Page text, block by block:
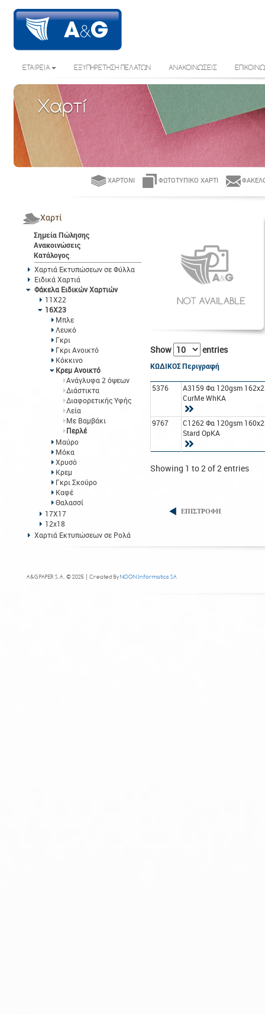
ΕΤΑΙΡΕΙΑ ΕΞΥΠΗΡΕΤΗΣΗ ΠΕΛΑΤΩΝ ΑΝΑΚΟΙΝΩΣΕΙΣ
Χαρτί
ΧΑΡΤΌΝΙ ΦΩΤΟΤΥΠΙΚΌ ΧΑΡΤΊ
Χαρτί
Σημεία Πώλησης
Ανακοινώσεις
Κατάλογος
Χαρτιά Εκτυπώσεων σε Φύλλα
Ειδικά Χαρτιά
Φάκελα Ειδικών Χαρτιών
11Χ22
16Χ23
Μπλε
Λευκό
Γκρι
Γκρι Ανοικτό
Κόκκινο
Κρεμ Ανοικτό
Ανάγλυφα 2 όψεων
Διάστικτα
Διαφορετικής Υφής
Λεία
Με Βαμβάκι
Περλέ
Μαύρο
Μόκα
Χρυσό
Κρεμ
Γκρι Σκούρο
Καφέ
Θαλασσί
17Χ17
12x18
Χαρτιά Εκτυπώσεων σε Ρολά
Show entries
ΚΩΔΙΚΟΣΠεριγραφή
5376
A3159 Φα 120gsm
CurMe WhΚΑ
9767
C1262 Φα 120gsm
Stard OpΚΑ
Showing 1 to 2 of 2 entries
ΕΠΙΣΤΡΟΦΗ
A&G PAPER S.A. © 2025 | Created ByNOON Informatics SA